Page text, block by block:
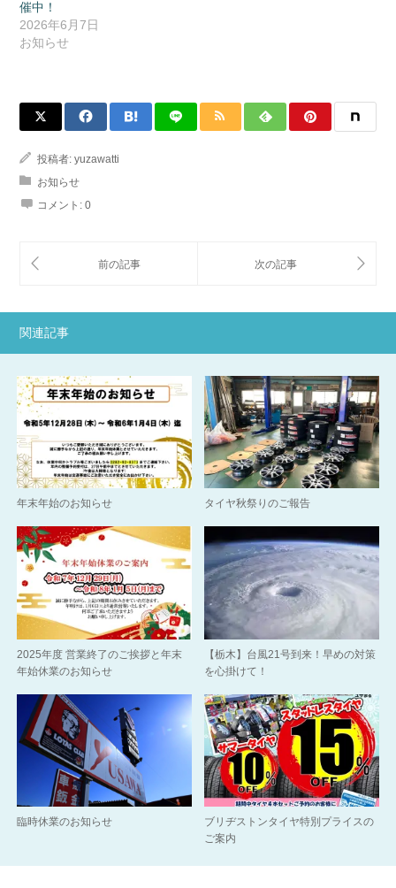
催中！
2026年6月7日
お知らせ
投稿者: yuzawatti
お知らせ
コメント: 0
関連記事
年末年始のお知らせ タイヤ秋祭りのご報告
2025年度 営業終了のご挨拶と年末
年始休業のお知らせ
【栃木】台風21号到来！早めの対策
を心掛けて！
臨時休業のお知らせ
ブリヂストンタイヤ特別プライスの
ご案内